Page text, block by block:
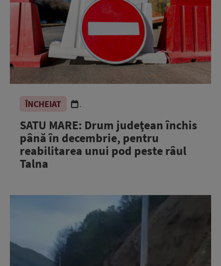
ÎNCHEIAT .
SATU MARE: Drum judeţean închis
până în decembrie, pentru
reabilitarea unui pod peste râul
Talna